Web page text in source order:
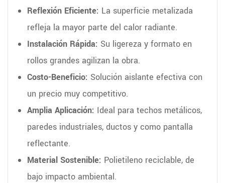
Reflexión Eficiente: La superficie metalizada
refleja la mayor parte del calor radiante.
Instalación Rápida: Su ligereza y formato en
rollos grandes agilizan la obra.
Costo-Beneficio: Solución aislante efectiva con
un precio muy competitivo.
Amplia Aplicación: Ideal para techos metálicos,
paredes industriales, ductos y como pantalla
reflectante.
Material Sostenible: Polietileno reciclable, de
bajo impacto ambiental.